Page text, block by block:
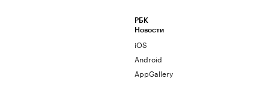
РБК
Новости
iOS
Android
AppGallery